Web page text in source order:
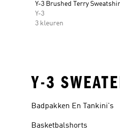
Y-3 Brushed Terry
Y-3
3 kleuren
Y-3
Badpakken En Tankini's
Basketbalshorts